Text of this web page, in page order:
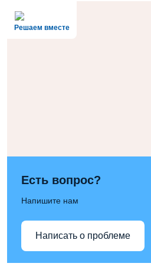
Решаем вместе
Есть вопрос?
Напишите нам
Написать о проблеме